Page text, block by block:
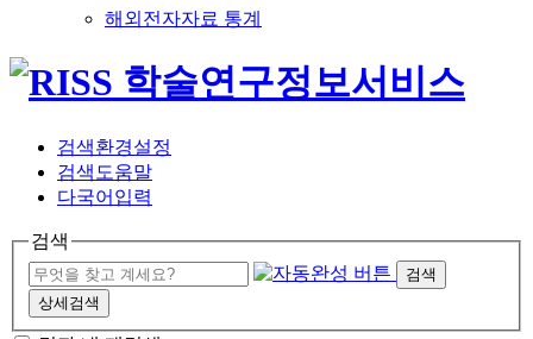
해외전자자료 통계
검색환경설정
검색도움말
다국어입력
검색
검색
상세검색